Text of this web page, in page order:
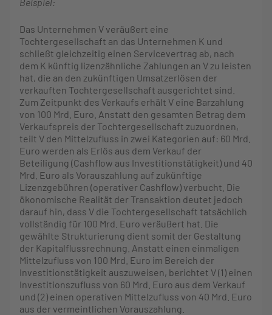
Das Unternehmen V veräußert eine
Tochtergesellschaft an das Unternehmen K und
schließt gleichzeitig einen Servicevertrag ab, nach
dem K künftig lizenzähnliche Zahlungen an V zu leisten
hat, die an den zukünftigen Umsatzerlösen der
verkauften Tochtergesellschaft ausgerichtet sind.
Zum Zeitpunkt des Verkaufs erhält V eine Barzahlung
von 100 Mrd. Euro. Anstatt den gesamten Betrag dem
Verkaufspreis der Tochtergesellschaft zuzuordnen,
teilt V den Mittelzufluss in zwei Kategorien auf: 60 Mrd.
Euro werden als Erlös aus dem Verkauf der
Beteiligung (Cashflow aus Investitionstätigkeit) und 40
Mrd. Euro als Vorauszahlung auf zukünftige
Lizenzgebühren (operativer Cashflow) verbucht. Die
ökonomische Realität der Transaktion deutet jedoch
darauf hin, dass V die Tochtergesellschaft tatsächlich
vollständig für 100 Mrd. Euro veräußert hat. Die
gewählte Strukturierung dient somit der Gestaltung
der Kapitalflussrechnung. Anstatt einen einmaligen
Mittelzufluss von 100 Mrd. Euro im Bereich der
Investitionstätigkeit auszuweisen, berichtet V (1) einen
Investitionszufluss von 60 Mrd. Euro aus dem Verkauf
und (2) einen operativen Mittelzufluss von 40 Mrd. Euro
aus der vermeintlichen Vorauszahlung.